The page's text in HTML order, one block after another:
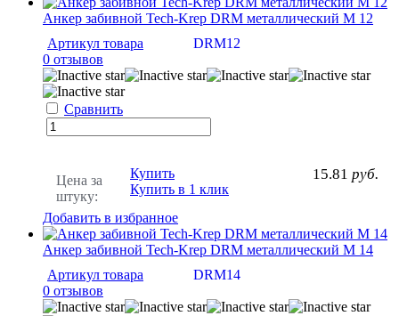
Анкер забивной Tech-Krep DRM металлический М 12
Артикул товара
DRM12
0 отзывов
Сравнить
Цена за
штуку:
15.81 руб.
Купить
Купить в 1 клик
Добавить в избранное
Анкер забивной Tech-Krep DRM металлический М 14
Артикул товара
DRM14
0 отзывов